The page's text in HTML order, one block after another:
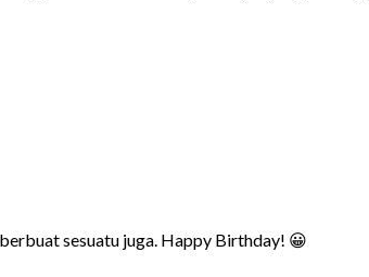
sesuatu juga. Happy Birthday! 😀